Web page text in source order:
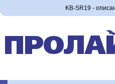
KB-SR19 -